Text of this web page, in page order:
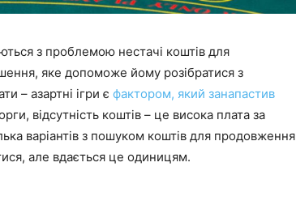
з проблемою нестачі коштів для
яке допоможе йому розібратися з
– азартні ігри є фактором, який занапастив
відсутність коштів – це висока плата за
варіантів з пошуком коштів для продовження
але вдається це одиницям.